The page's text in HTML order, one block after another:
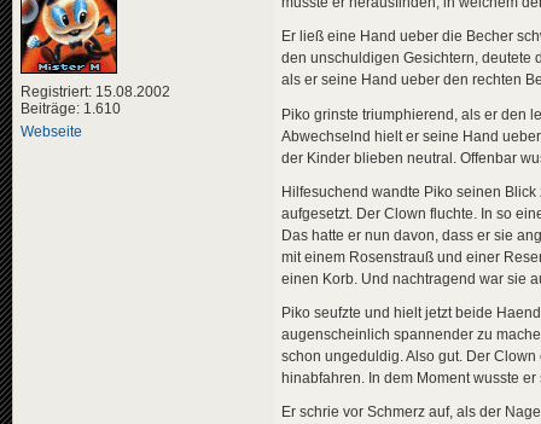
Registriert: 15.08.2002
Beiträge: 1.610
Webseite
Er ließ eine Hand ueber die Becher
den unschuldigen Gesichtern, deutete
als er seine Hand ueber den rechten
Piko grinste triumphierend, als er den
Abwechselnd hielt er seine Hand
der Kinder blieben neutral. Offenbar
Hilfesuchend wandte Piko seinen
aufgesetzt. Der Clown fluchte. In so
Das hatte er nun davon, dass er sie
mit einem Rosenstrauß und einer
einen Korb. Und nachtragend war sie
Piko seufzte und hielt jetzt beide
augenscheinlich spannender zu
schon ungeduldig. Also gut. Der
hinabfahren. In dem Moment wusste
Er schrie vor Schmerz auf, als der